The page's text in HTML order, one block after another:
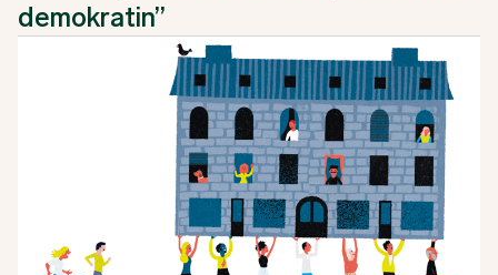
demokratin”